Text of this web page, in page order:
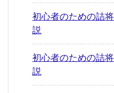
初心者のための
説
初心者のための
説